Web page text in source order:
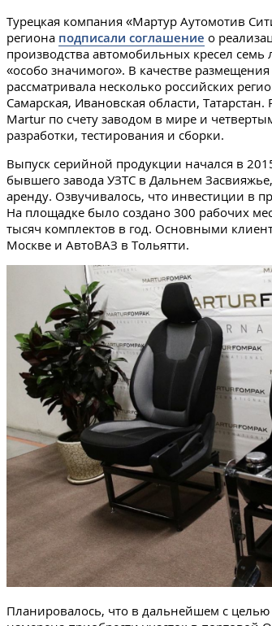
Турецкая компания «Мартур Аутомотив
региона подписали соглашение о
производства автомобильных кресел семь
«особо значимого». В качестве
рассматривала несколько российских
Самарская, Ивановская области,
Martur по счету заводом в мире и
разработки, тестирования и сборки.
Выпуск серийной продукции начался в
бывшего завода УЗТС в Дальнем
аренду. Озвучивалось, что инвестиции в
На площадке было создано 300 рабочих
тысяч комплектов в год. Основными
Москве и АвтоВАЗ в Тольятти.
Планировалось, что в дальнейшем с